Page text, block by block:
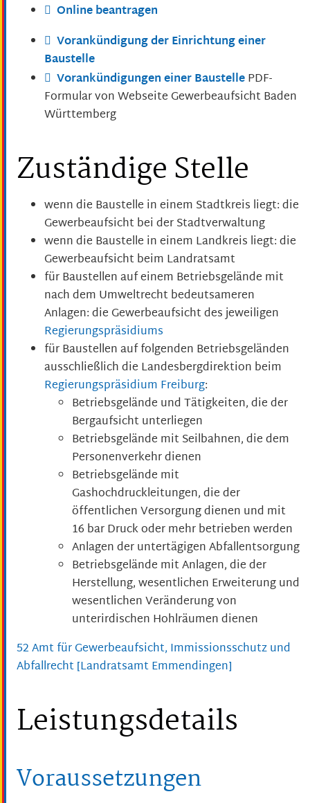
Online beantragen
Vorankündigung der Einrichtung einer
Baustelle
Vorankündigungen einer BaustellePDF-
Formular von Webseite Gewerbeaufsicht Baden
Württemberg
Zuständige Stelle
wenn die Baustelle in einem Stadtkreis liegt: die
Gewerbeaufsicht bei der Stadtverwaltung
wenn die Baustelle in einem Landkreis liegt: die
Gewerbeaufsicht beim Landratsamt
für Baustellen auf einem Betriebsgelände mit
nach dem Umweltrecht bedeutsameren
Anlagen: die Gewerbeaufsicht des jeweiligen
Regierungspräsidiums
für Baustellen auf folgenden Betriebsgeländen
ausschließlich die Landesbergdirektion beim
Regierungspräsidium Freiburg:
Betriebsgelände und Tätigkeiten, die der
Bergaufsicht unterliegen
Betriebsgelände mit Seilbahnen, die dem
Personenverkehr dienen
Betriebsgelände mit
Gashochdruckleitungen, die der
öffentlichen Versorgung dienen und mit
16 bar Druck oder mehr betrieben werden
Anlagen der untertägigen Abfallentsorgung
Betriebsgelände mit Anlagen, die der
Herstellung, wesentlichen Erweiterung und
wesentlichen Veränderung von
unterirdischen Hohlräumen dienen
52 Amt für Gewerbeaufsicht, Immissionsschutz und
Abfallrecht [Landratsamt Emmendingen]
Leistungsdetails
Voraussetzungen